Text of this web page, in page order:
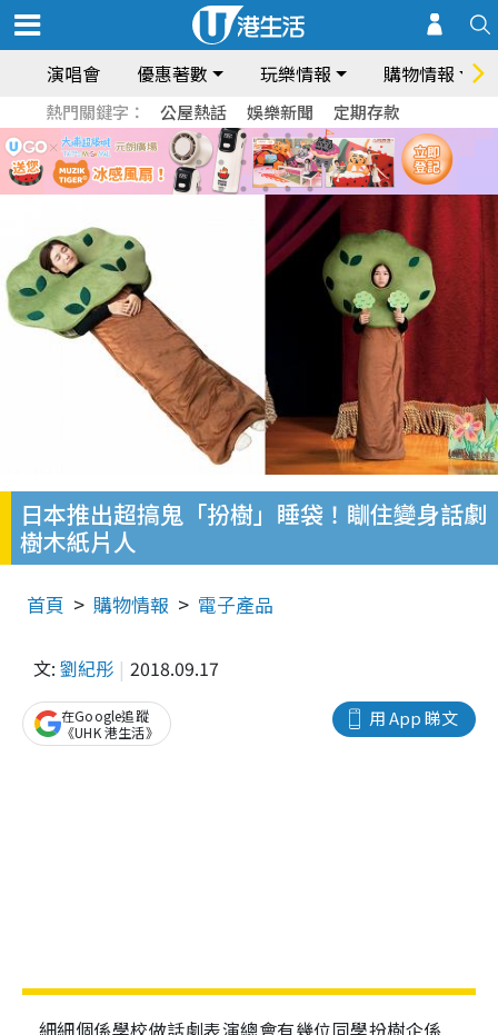
演唱會 優惠著數 玩樂情報 購物情報
熱門關鍵字： 公屋熱話 娛樂新聞 定期存款
日本推出超搞鬼「扮樹」睡袋！瞓住變身話劇
樹木紙片人
首頁 購物情報 電子產品
文: 劉紀彤 2018.09.17
用 App 睇文
在Google追蹤
《UHK 港生活》
細細個係學校做話劇表演總會有幾位同學扮樹企係